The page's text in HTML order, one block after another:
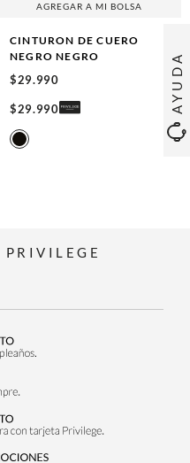
AYUDA
AGREGAR A MI BOLSA
CINTURON DE CUERO
NEGRO NEGRO
$29.990
$29.990
PRIVILEGE